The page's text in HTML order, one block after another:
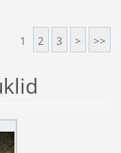
1 2 3 > >>